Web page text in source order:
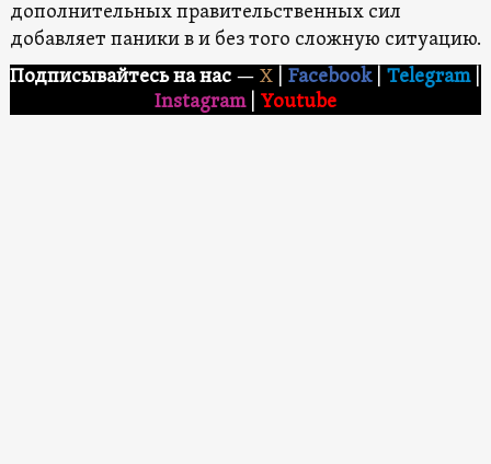
дополнительных правительственных сил
добавляет паники в и без того сложную ситуацию.
Подписывайтесь на нас — X Facebook Telegram|
Instagram
Youtube